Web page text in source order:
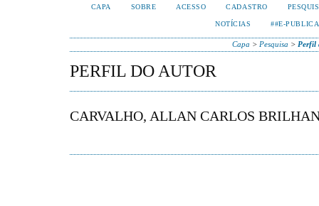
CAPA SOBRE ACESSO CADASTRO
NOTÍCIAS ##E-
Capa > Pesquisa > Perfil
PERFIL DO AUTOR
CARVALHO, ALLAN CARLOS